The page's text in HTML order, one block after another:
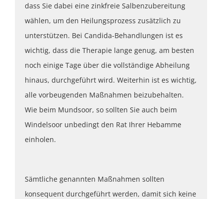
dass Sie dabei eine zinkfreie Salbenzubereitung
wählen, um den Heilungsprozess zusätzlich zu
unterstützen. Bei Candida-Behandlungen ist es
wichtig, dass die Therapie lange genug, am besten
noch einige Tage über die vollständige Abheilung
hinaus, durchgeführt wird. Weiterhin ist es wichtig,
alle vorbeugenden Maßnahmen beizubehalten.
Wie beim Mundsoor, so sollten Sie auch beim
Windelsoor unbedingt den Rat Ihrer Hebamme
einholen.
Sämtliche genannten Maßnahmen sollten
konsequent durchgeführt werden, damit sich keine